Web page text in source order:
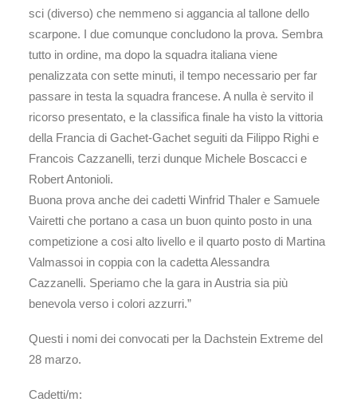
sci (diverso) che nemmeno si aggancia al tallone dello
scarpone. I due comunque concludono la prova. Sembra
tutto in ordine, ma dopo la squadra italiana viene
penalizzata con sette minuti, il tempo necessario per far
passare in testa la squadra francese. A nulla è servito il
ricorso presentato, e la classifica finale ha visto la vittoria
della Francia di Gachet-Gachet seguiti da Filippo Righi e
Francois Cazzanelli, terzi dunque Michele Boscacci e
Robert Antonioli.
Buona prova anche dei cadetti Winfrid Thaler e Samuele
Vairetti che portano a casa un buon quinto posto in una
competizione a cosi alto livello e il quarto posto di Martina
Valmassoi in coppia con la cadetta Alessandra
Cazzanelli. Speriamo che la gara in Austria sia più
benevola verso i colori azzurri.”
Questi i nomi dei convocati per la Dachstein Extreme del
28 marzo.
Cadetti/m: